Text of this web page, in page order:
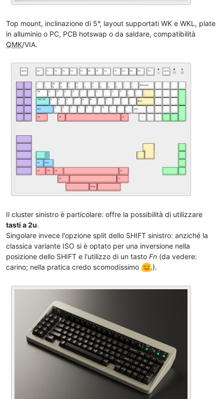
Top mount, inclinazione di 5°, layout supportati WK e WKL, plate
in alluminio o PC, PCB hotswap o da saldare, compatibilità
QMK/VIA.
Il cluster sinistro è particolare: offre la possibilità di utilizzare
tasti a 2u.
Singolare invece l'opzione split dello SHIFT sinistro: anziché la
classica variante ISO si è optato per una inversione nella
posizione dello SHIFT e l'utilizzo di un tasto Fn (da vedere:
carino; nella pratica credo scomodissimo
).